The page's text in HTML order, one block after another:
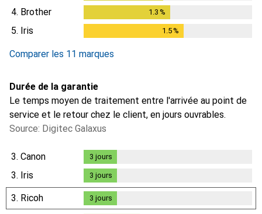
4. Brother 1.3 %
5. Iris 1.5%
Comparer les 11 marques
Durée de la garantie
Le temps moyen de traitement entre l'arrivée au point de
service et le retour chez le client, en jours ouvrables.
Source: Digitec Galaxus
3. Canon 3 jours
3. Iris 3 jours
3. Ricoh 3 jours